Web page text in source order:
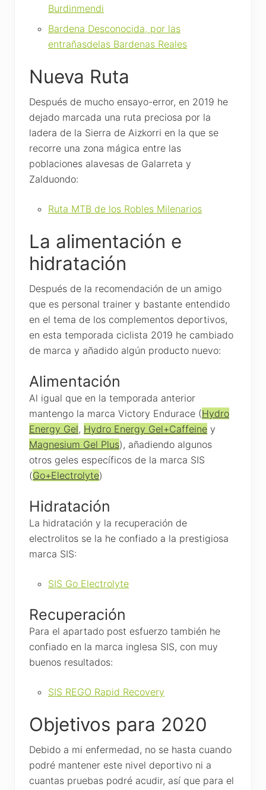
Burdinmendi
Bardena Desconocida, por las
entrañasdelas Bardenas Reales
Nueva Ruta
Después de mucho ensayo-error, en 2019 he
dejado marcada una ruta preciosa por la
ladera de la Sierra de Aizkorri en la que se
recorre una zona mágica entre las
poblaciones alavesas de Galarreta y
Zalduondo:
Ruta MTB de los Robles Milenarios
La alimentación e
hidratación
Después de la recomendación de un amigo
que es personal trainer y bastante entendido
en el tema de los complementos deportivos,
en esta temporada ciclista 2019 he cambiado
de marca y añadido algún producto nuevo:
Alimentación
Al igual que en la temporada anterior
mantengo la marca Victory Endurace (Hydro
Energy Gel, Hydro Energy Gel+Caffeine y
Magnesium Gel Plus), añadiendo algunos
otros geles específicos de la marca SIS
(Go+Electrolyte)
Hidratación
La hidratación y la recuperación de
electrolitos se la he confiado a la prestigiosa
marca SIS:
SIS Go Electrolyte
Recuperación
Para el apartado post esfuerzo también he
confiado en la marca inglesa SIS, con muy
buenos resultados:
SIS REGO Rapid Recovery
Objetivos para 2020
Debido a mi enfermedad, no se hasta cuando
podré mantener este nivel deportivo ni a
cuantas pruebas podré acudir, así que para el